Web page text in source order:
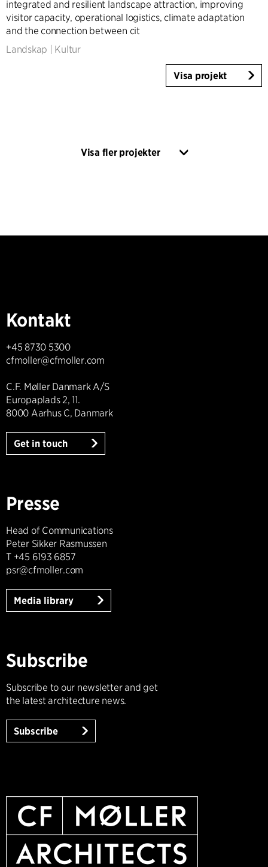
integrated and resilient landscape attraction, improving
visitor capacity, operational logistics, climate adaptation
and the connection between cit
Landskap
Kultur
Visa projekt
Visa fler projekter
Kontakt
+45 8730 5300
cfmoller@cfmoller.com
C.F. Møller Danmark A/S
Europaplads 2, 11.
8000 Aarhus C, Danmark
Get in touch
Presse
Head of Communications
Peter Sikker Rasmussen
T +45 6193 6857
psr@cfmoller.com
Media library
Subscribe
Subscribe to our newsletter and get
the latest architecture news.
Subscribe